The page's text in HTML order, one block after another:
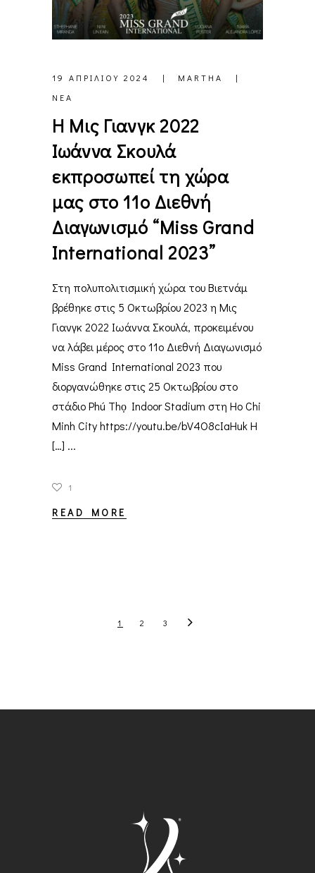
19 ΑΠΡΙΛΊΟΥ 2024
MARTHA
ΝΈΑ
Η Μις Γιανγκ 2022
Ιωάννα Σκουλά
εκπροσωπεί τη χώρα
μας στο 11ο Διεθνή
Διαγωνισμό “Miss Grand
International 2023”
Στη πολυπολιτισμική χώρα του Βιετνάμ
βρέθηκε στις 5 Οκτωβρίου 2023 η Μις
Γιανγκ 2022 Ιωάννα Σκουλά, προκειμένου
να λάβει μέρος στο 11ο Διεθνή Διαγωνισμό
Miss Grand International 2023 που
διοργανώθηκε στις 25 Οκτωβρίου στο
στάδιο Phú Thọ Indoor Stadium στη Ho Chi
Minh City https://youtu.be/bV4O8cIaHuk Η
[…]
1
READ MORE
1 2 3